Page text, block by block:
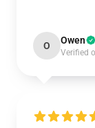
O Owen
Verified